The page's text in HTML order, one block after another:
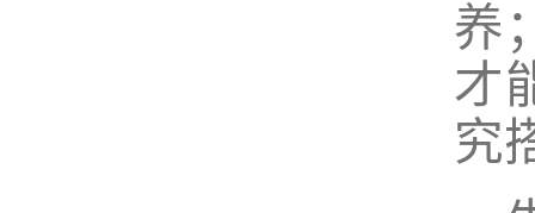
养
才
究